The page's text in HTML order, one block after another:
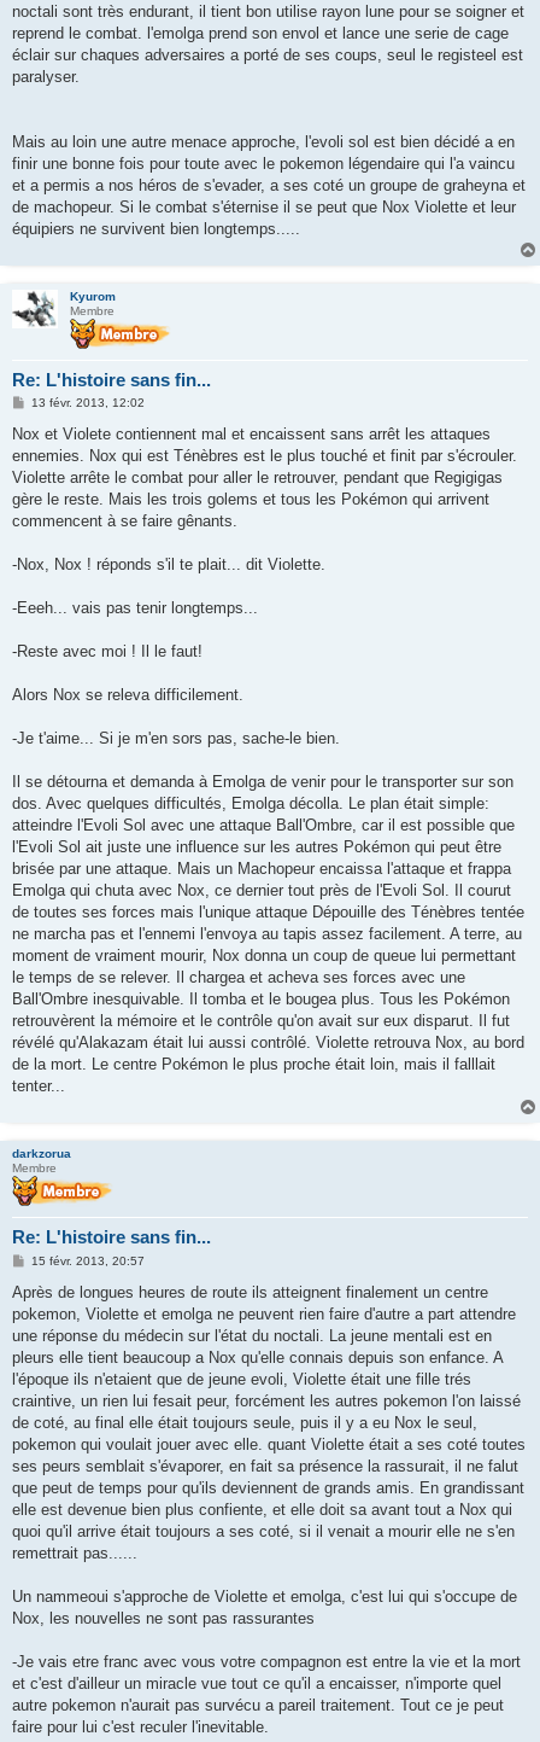
noctali sont très endurant, il tient bon utilise rayon lune pour se soigner et
reprend le combat. l'emolga prend son envol et lance une serie de cage
éclair sur chaques adversaires a porté de ses coups, seul le registeel est
paralyser.
Mais au loin une autre menace approche, l'evoli sol est bien décidé a en
finir une bonne fois pour toute avec le pokemon légendaire qui l'a vaincu
et a permis a nos héros de s'evader, a ses coté un groupe de graheyna et
de machopeur. Si le combat s'éternise il se peut que Nox Violette et leur
équipiers ne survivent bien longtemps.....
Kyurom
Membre
Re: L'histoire sans fin...
M
s
a
g
13 févr. 2013, 12:02
Nox et Violete contiennent mal et encaissent sans arrêt les attaques
ennemies. Nox qui est Ténèbres est le plus touché et finit par s'écrouler.
Violette arrête le combat pour aller le retrouver, pendant que Regigigas
gère le reste. Mais les trois golems et tous les Pokémon qui arrivent
commencent à se faire gênants.
-Nox, Nox ! réponds s'il te plait... dit Violette.
-Eeeh... vais pas tenir longtemps...
-Reste avec moi ! Il le faut!
Alors Nox se releva difficilement.
-Je t'aime... Si je m'en sors pas, sache-le bien.
Il se détourna et demanda à Emolga de venir pour le transporter sur son
dos. Avec quelques difficultés, Emolga décolla. Le plan était simple:
atteindre l'Evoli Sol avec une attaque Ball'Ombre, car il est possible que
l'Evoli Sol ait juste une influence sur les autres Pokémon qui peut être
brisée par une attaque. Mais un Machopeur encaissa l'attaque et frappa
Emolga qui chuta avec Nox, ce dernier tout près de l'Evoli Sol. Il courut
de toutes ses forces mais l'unique attaque Dépouille des Ténèbres tentée
ne marcha pas et l'ennemi l'envoya au tapis assez facilement. A terre, au
moment de vraiment mourir, Nox donna un coup de queue lui permettant
le temps de se relever. Il chargea et acheva ses forces avec une
Ball'Ombre inesquivable. Il tomba et le bougea plus. Tous les Pokémon
retrouvèrent la mémoire et le contrôle qu'on avait sur eux disparut. Il fut
révélé qu'Alakazam était lui aussi contrôlé. Violette retrouva Nox, au bord
de la mort. Le centre Pokémon le plus proche était loin, mais il falllait
tenter...
darkzorua
Membre
Re: L'histoire sans fin...
M
s
a
g
15 févr. 2013, 20:57
Après de longues heures de route ils atteignent finalement un centre
pokemon, Violette et emolga ne peuvent rien faire d'autre a part attendre
une réponse du médecin sur l'état du noctali. La jeune mentali est en
pleurs elle tient beaucoup a Nox qu'elle connais depuis son enfance. A
l'époque ils n'etaient que de jeune evoli, Violette était une fille trés
craintive, un rien lui fesait peur, forcément les autres pokemon l'on laissé
de coté, au final elle était toujours seule, puis il y a eu Nox le seul,
pokemon qui voulait jouer avec elle. quant Violette était a ses coté toutes
ses peurs semblait s'évaporer, en fait sa présence la rassurait, il ne falut
que peut de temps pour qu'ils deviennent de grands amis. En grandissant
elle est devenue bien plus confiente, et elle doit sa avant tout a Nox qui
quoi qu'il arrive était toujours a ses coté, si il venait a mourir elle ne s'en
remettrait pas......
Un nammeoui s'approche de Violette et emolga, c'est lui qui s'occupe de
Nox, les nouvelles ne sont pas rassurantes
-Je vais etre franc avec vous votre compagnon est entre la vie et la mort
et c'est d'ailleur un miracle vue tout ce qu'il a encaisser, n'importe quel
autre pokemon n'aurait pas survécu a pareil traitement. Tout ce je peut
faire pour lui c'est reculer l'inevitable.